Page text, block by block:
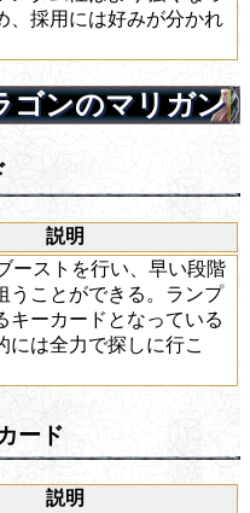
、採用には好みが分かれ
ゴンのマリガン
説明
ーストを行い、早い段階
うことができる。ランプ
キーカードとなっている
には全力で探しに行こ
ード
説明